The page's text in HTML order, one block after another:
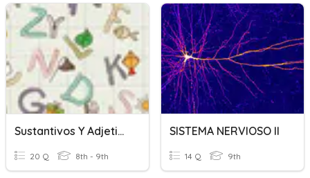
Sustantivos Y Adjetivos
20 Q 8th - 9th
SISTEMA NERVIOSO II
14 Q 9th